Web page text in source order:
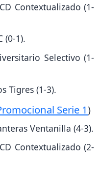
Contextualizado (1-
(0-1).
Selectivo (1-
Tigres (1-3).
Serie 1)
Ventanilla (4-3).
Contextualizado (2-